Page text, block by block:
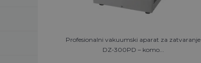
Profesionalni vakuumski aparat za zatvaranje
DZ-300PD – komo...